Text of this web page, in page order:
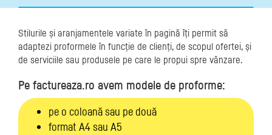
Stilurile și aranjamentele variate în pagină îți permit să
adaptezi proformele în funcție de clienți, de scopul ofertei, și
de serviciile sau produsele pe care le propui spre vânzare.
Pe factureaza.ro avem modele de proforme:
pe o coloană sau pe două
format A4 sau A5